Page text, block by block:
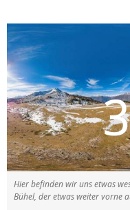
Hier befinden wir uns etwas
Bühel, der etwas weiter vorne